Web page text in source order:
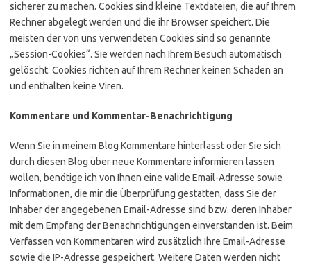
sicherer zu machen. Cookies sind kleine Textdateien, die auf Ihrem
Rechner abgelegt werden und die ihr Browser speichert. Die
meisten der von uns verwendeten Cookies sind so genannte
„Session-Cookies“. Sie werden nach Ihrem Besuch automatisch
gelöscht. Cookies richten auf Ihrem Rechner keinen Schaden an
und enthalten keine Viren.
Kommentare und Kommentar-Benachrichtigung
Wenn Sie in meinem Blog Kommentare hinterlasst oder Sie sich
durch diesen Blog über neue Kommentare informieren lassen
wollen, benötige ich von Ihnen eine valide Email-Adresse sowie
Informationen, die mir die Überprüfung gestatten, dass Sie der
Inhaber der angegebenen Email-Adresse sind bzw. deren Inhaber
mit dem Empfang der Benachrichtigungen einverstanden ist. Beim
Verfassen von Kommentaren wird zusätzlich Ihre Email-Adresse
sowie die IP-Adresse gespeichert. Weitere Daten werden nicht